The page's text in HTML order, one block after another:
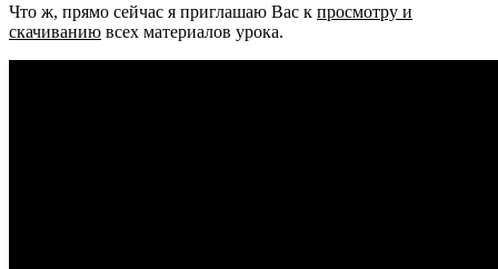
Что ж, прямо сейчас я приглашаю Вас к просмотру и
скачиванию всех материалов урока.